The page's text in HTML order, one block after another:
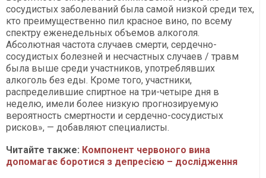
сосудистых заболеваний была самой низкой среди тех,
кто преимущественно пил красное вино, по всему
спектру еженедельных объемов алкоголя.
Абсолютная частота случаев смерти, cердечно-
сосудистых болезней и несчастных случаев / травм
была выше среди участников, употреблявших
алкоголь без еды. Кроме того, участники,
распределившие спиртное на три-четыре дня в
неделю, имели более низкую прогнозируемую
вероятность смертности и сердечно-сосудистых
рисков», — добавляют специалисты.
Читайте также: Компонент червоного вина
допомагає боротися з депресією – дослідження